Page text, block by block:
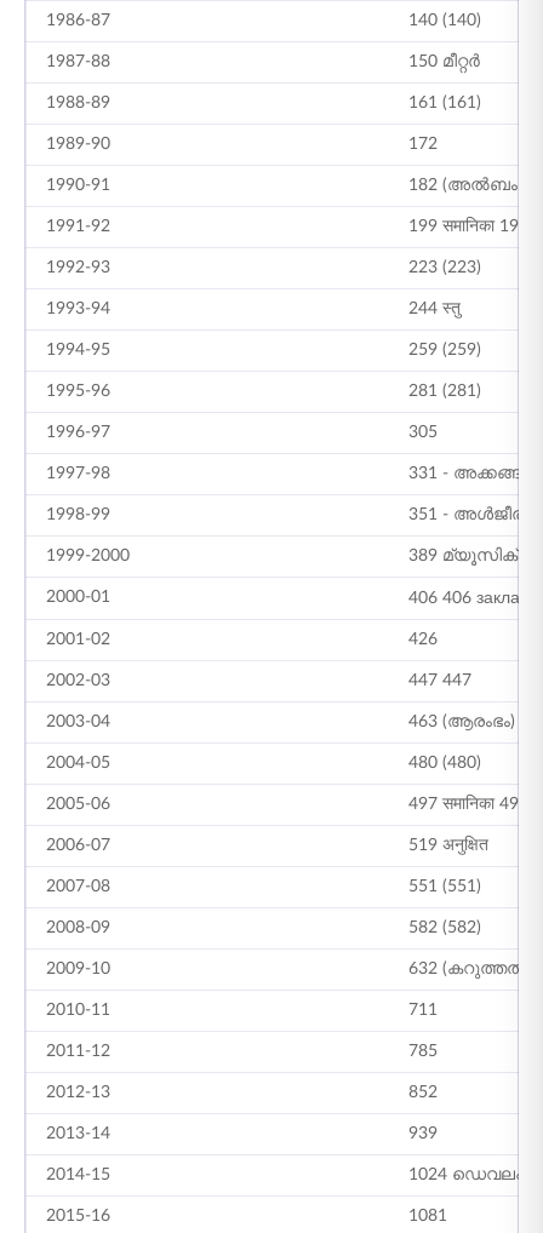
1986-87 140 (140)
1987-88 150 മീറ്റർ
1988-89 161 (161)
1989-90 172
1990-91 182
1991-92 199 समानिका 199
1992-93 223 (223)
1993-94 244 स्तु
1994-95 259 (259)
1995-96 281 (281)
1996-97 305
1997-98 331 - അക്കങ്ങൾ
1998-99 351 - അൾജീരിയ
1999-2000 389 മ്യൂസിക്
2000-01 406 406
2001-02 426
2002-03 447 447
2003-04 463 (ആരംഭം)
2004-05 480 (480)
2005-06 497 समानिका 497
2006-07 519 अनुक्षित
2007-08 551 (551)
2008-09 582 (582)
2009-10 632 (കറുത്തത്)
2010-11 711
2011-12 785
2012-13 852
2013-14 939
2014-15 1024
2015-16 1081